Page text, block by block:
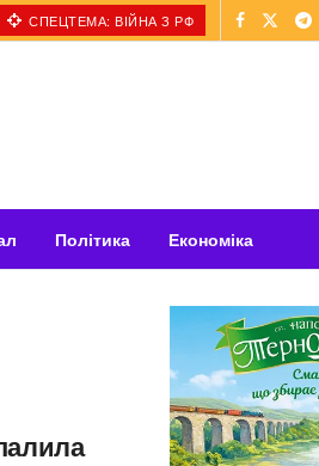
СПЕЦТЕМА: ВІЙНА З РФ
Політика Економіка